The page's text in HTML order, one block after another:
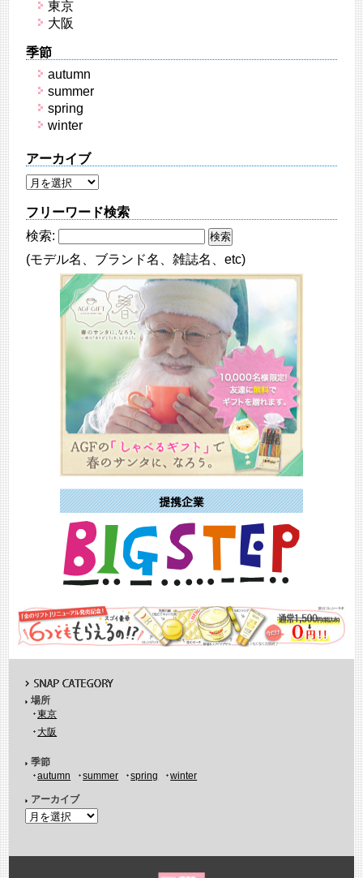
東京
大阪
季節
autumn
summer
spring
winter
アーカイブ
フリーワード検索
検索:
(モデル名、ブランド名、雑誌名、etc)
場所
東京
大阪
季節
autumn
summer spring winter
アーカイブ